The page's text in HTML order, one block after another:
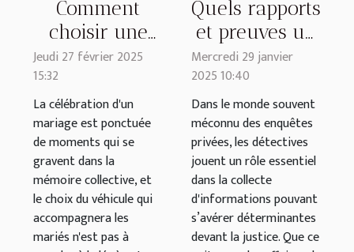
Comment
choisir une
limousine de
mariage pour
une
expérience
inoubliable ?
Jeudi 27 février 2025
15:32
La célébration d'un
mariage est ponctuée
de moments qui se
gravent dans la
mémoire collective, et
le choix du véhicule qui
accompagnera les
mariés n'est pas à
Quels rapports
et preuves un
détective privé
peut-il
fournir pour
la justice ?
Mercredi 29 janvier
2025 10:40
Dans le monde souvent
méconnu des enquêtes
privées, les détectives
jouent un rôle essentiel
dans la collecte
d'informations pouvant
s’avérer déterminantes
devant la justice. Que ce